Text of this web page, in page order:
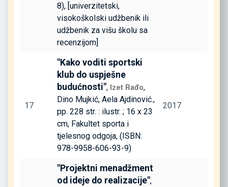
8), [univerzitetski,
visokoškolski udžbenik ili
udžbenik za višu školu sa
recenzijom]
17
"Kako voditi sportski
klub do uspješne
budućnosti", Izet Rađo,
Dino Mujkić, Aela Ajdinović.,
pp. 228 str. : ilustr. ; 16 x 23
cm, Fakultet sporta i
tjelesnog odgoja, (ISBN:
978-9958-606-93-9)
2017
"Projektni menadžment
od ideje do realizacije",